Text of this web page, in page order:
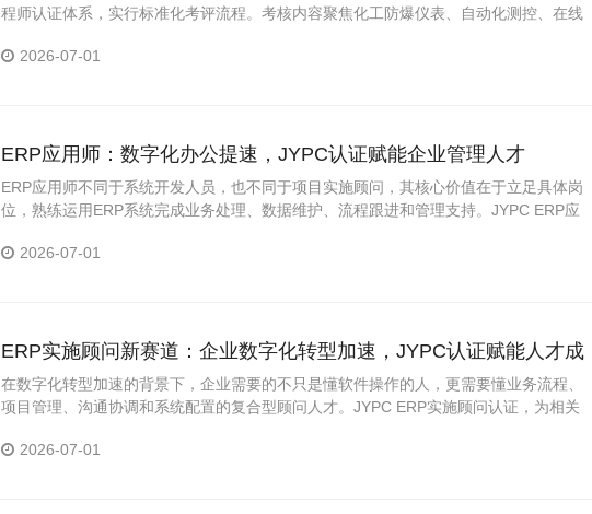
程师认证体系，实行标准化考评流程。考核内容聚焦化工防爆仪表、自动化测控、在线
线实操场景。
2026-07-01
ERP应用师：数字化办公提速，JYPC认证赋能企业管理人才
ERP应用师不同于系统开发人员，也不同于项目实施顾问，其核心价值在于立足具体岗
位，熟练运用ERP系统完成业务处理、数据维护、流程跟进和管理支持。JYPC ERP应
力提供了积极支持。
2026-07-01
ERP实施顾问新赛道：企业数字化转型加速，JYPC认证赋能人才成
长
在数字化转型加速的背景下，企业需要的不只是懂软件操作的人，更需要懂业务流程、
项目管理、沟通协调和系统配置的复合型顾问人才。JYPC ERP实施顾问认证，为相关
2026-07-01